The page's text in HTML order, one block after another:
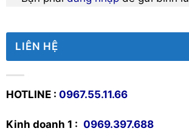
LIÊN HỆ
HOTLINE : 0967.55.11.66
Kinh doanh 1 : 0969.397.688